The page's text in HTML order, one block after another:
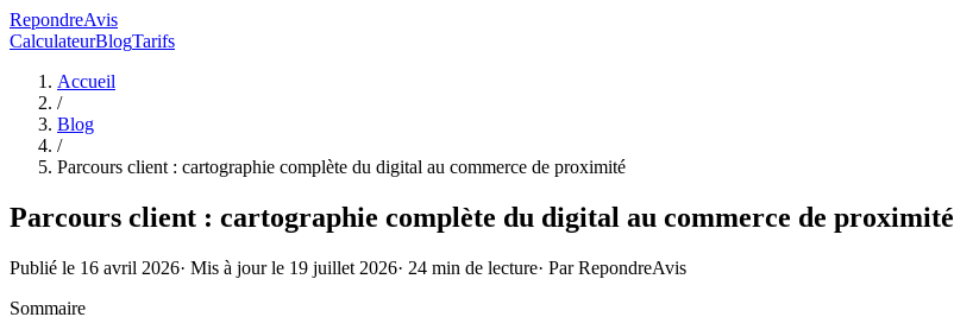
RepondreAvis
CalculateurBlogTarifs
Accueil
/
Blog
/
Parcours client : cartographie complète du digital au commerce de proximité
Parcours client : cartographie complète du digital au commerce de proximité
Publié le 16 avril 2026· Mis à jour le 19 juillet 2026· 24 min de lecture· ParRepondreAvis
Sommaire